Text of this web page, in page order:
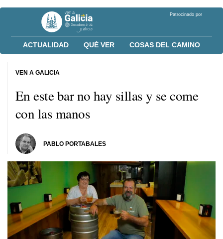
Patrocinado por
ACTUALIDAD QUÉ VER COSAS DEL CAMINO
En este bar no hay sillas y se come
con las manos
PABLO PORTABALES
VEN A GALICIA